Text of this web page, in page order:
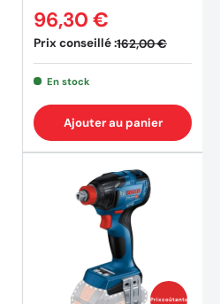
Prix conseillé :162,00 €
96,30 €
En stock
Ajouter au panier
Prix coûtants